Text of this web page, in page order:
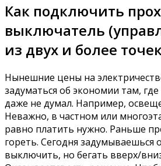
Как подключить
выключатель
из двух и более
Нынешние цены на
задуматься об экономии там,
даже не думал. Например,
Неважно, в частном или
равно платить нужно. Раньше
гореть. Сегодня задумываешься
выключить, но бегать вверх/